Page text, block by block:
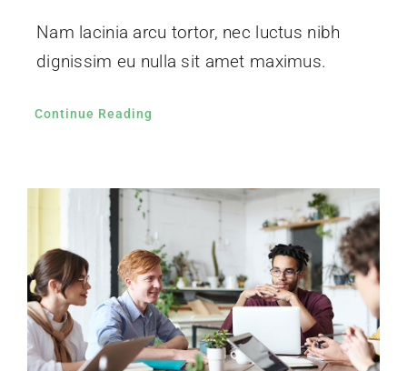
Nam lacinia arcu tortor, nec luctus nibh
dignissim eu nulla sit amet maximus.
Continue Reading